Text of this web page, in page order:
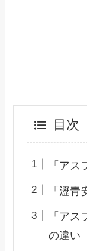
目次
「ア
「瀝
「ア
の違い